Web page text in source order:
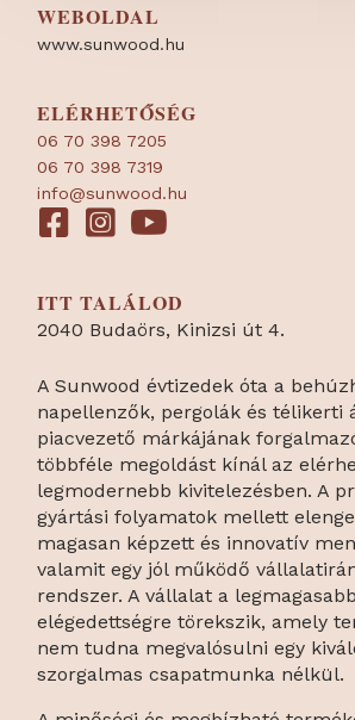
WEBOLDAL
www.sunwood.hu
ELÉRHETŐSÉG
06 70 398 7205
06 70 398 7319
info@sunwood.hu
ITT TALÁLOD
2040 Budaörs, Kinizsi út 4.
A Sunwood évtizedek óta a
napellenzők, pergolák és télikerti
piacvezető márkájának
többféle megoldást kínál az
legmodernebb kivitelezésben. A
gyártási folyamatok mellett
magasan képzett és innovatív
valamit egy jól működő
rendszer. A vállalat a
elégedettségre törekszik, amely
nem tudna megvalósulni egy
szorgalmas csapatmunka nélkül.